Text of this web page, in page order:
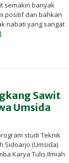
semakin banyak
positif dan bahkan
nabati yang sangat
InfoSAWIT
Sawit
Umsida
studi Teknik
Sidoarjo (Umsida)
Karya Tulis Ilmiah